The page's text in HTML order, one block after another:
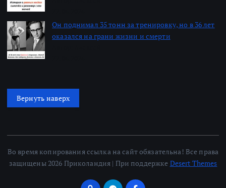
Он поднимал 35 тонн за тренировку, но в 36 лет
оказался на грани жизни и смерти
Вернуть наверх
Во время копирования ссылка на сайт обязательна! Все права
защищены 2026 Приколандия | При поддержке Desert Themes